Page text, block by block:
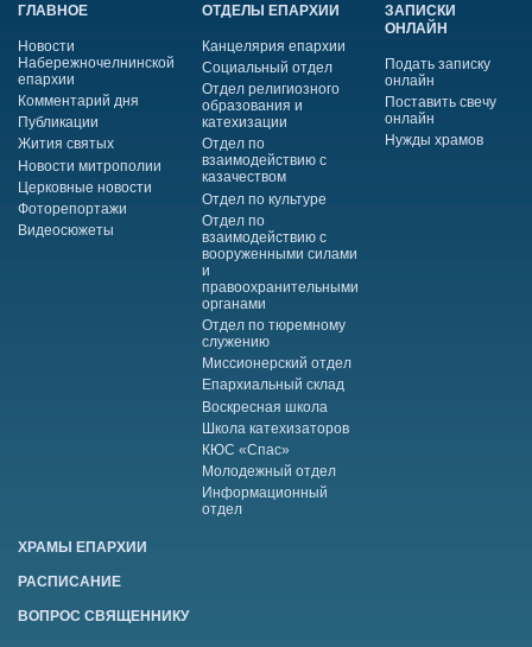
ГЛАВНОЕ
Новости
Набережночелнинской
епархии
Комментарий дня
Публикации
Жития святых
Новости митрополии
Церковные новости
Фоторепортажи
Видеосюжеты
ОТДЕЛЫ ЕПАРХИИ
Канцелярия епархии
Социальный отдел
Отдел религиозного
образования и
катехизации
Отдел по
взаимодействию с
казачеством
Отдел по культуре
Отдел по
взаимодействию с
вооруженными силами
и
правоохранительными
органами
Отдел по тюремному
служению
Миссионерский отдел
Епархиальный склад
Воскресная школа
Школа катехизаторов
КЮС «Спас»
Молодежный отдел
Информационный
отдел
ЗАПИСКИ
ОНЛАЙН
Подать записку
онлайн
Поставить свечу
онлайн
Нужды храмов
ХРАМЫ ЕПАРХИИ
РАСПИСАНИЕ
ВОПРОС СВЯЩЕННИКУ